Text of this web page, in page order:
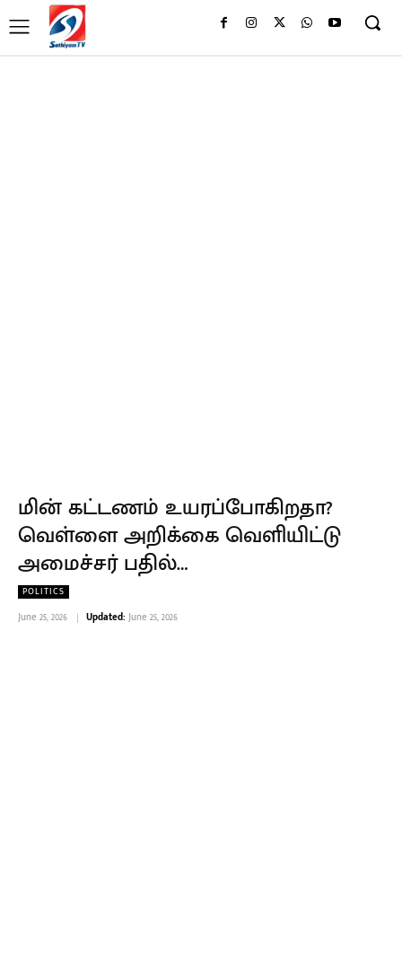
மின் கட்டணம் உயரப்போகிறதா?
வெள்ளை அறிக்கை வெளியிட்டு
அமைச்சர் பதில்…
POLITICS
June 25, 2026 Updated: June 25, 2026